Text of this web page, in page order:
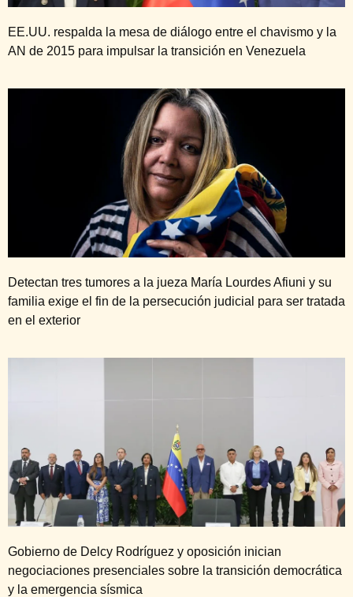
EE.UU. respalda la mesa de diálogo entre el chavismo y la
AN de 2015 para impulsar la transición en Venezuela
Detectan tres tumores a la jueza María Lourdes Afiuni y su
familia exige el fin de la persecución judicial para ser tratada
en el exterior
Gobierno de Delcy Rodríguez y oposición inician
negociaciones presenciales sobre la transición democrática
y la emergencia sísmica